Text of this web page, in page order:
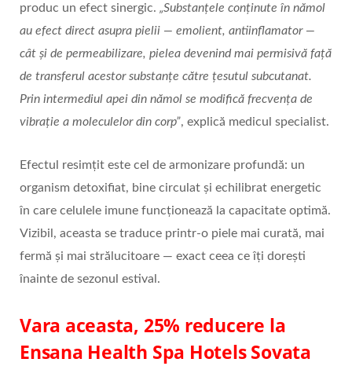
produc un efect sinergic. „Substanțele conținute în nămol
au efect direct asupra pielii — emolient, antiinflamator —
cât şi de permeabilizare, pielea devenind mai permisivă față
de transferul acestor substanțe către țesutul subcutanat.
Prin intermediul apei din nămol se modifică frecvența de
vibrație a moleculelor din corp”, explică medicul specialist.
Efectul resimțit este cel de armonizare profundă: un
organism detoxifiat, bine circulat şi echilibrat energetic
în care celulele imune funcționează la capacitate optimă.
Vizibil, aceasta se traduce printr-o piele mai curată, mai
fermă şi mai strălucitoare — exact ceea ce îți doreşti
înainte de sezonul estival.
Vara aceasta, 25% reducere la
Ensana Health Spa Hotels Sovata